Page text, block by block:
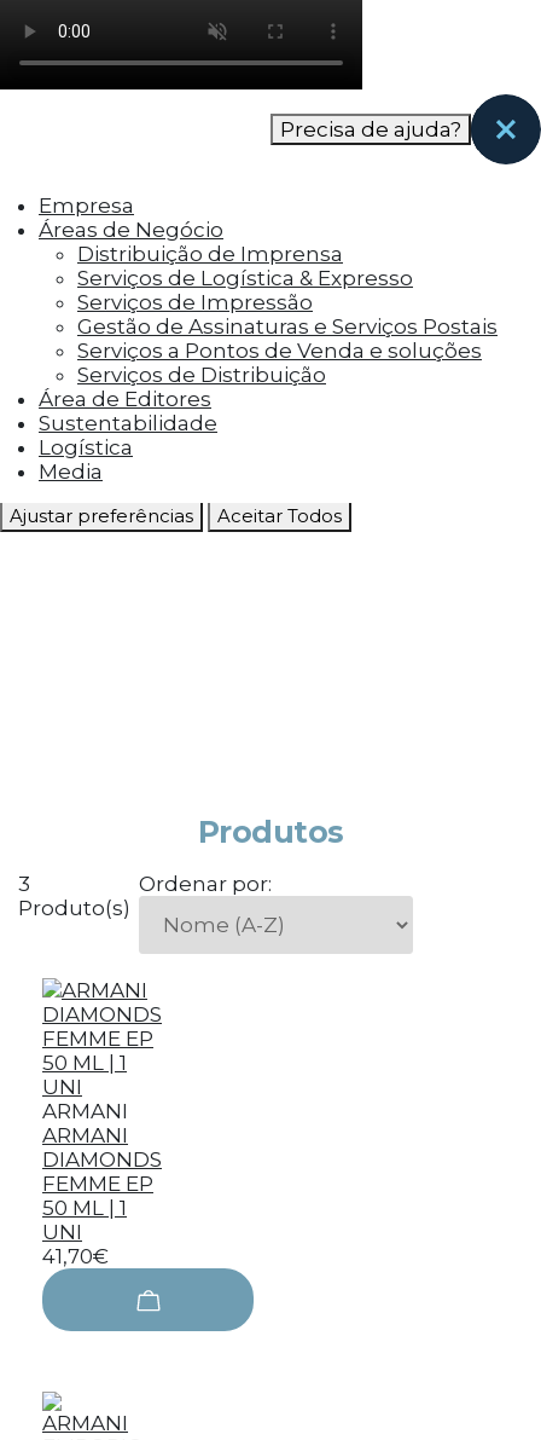
como os visitantes interagem com o site. Esses
cookies ajudam a fornecer informações sobre
as métricas do número de visitantes, taxa de
rejeição, origem do tráfego, etc.
funcionalidades, como compartilhar o
conteúdo do site em plataformas de social
media, coletar feedbacks e outros recursos de
terceiros.
Cookies Marketing
Os cookies de marketing são usados para
entregar aos visitantes anúncios
personalizados com base nas páginas que eles
visitaram antes e analisar a eficácia da
campanha publicitária.
Ajustar preferências Aceitar Todos
Precisa de ajuda?
Empresa
Áreas de Negócio
Distribuição de Imprensa
Serviços de Logística & Expresso
Serviços de Impressão
Gestão de Assinaturas e Serviços Postais
Serviços a Pontos de Venda e soluções
Serviços de Distribuição
Área de Editores
Sustentabilidade
Logística
Media
Produtos
3
Produto(s)
Ordenar por:
ARMANI
ARMANI
DIAMONDS
FEMME EP
50 ML | 1
UNI
41,70€